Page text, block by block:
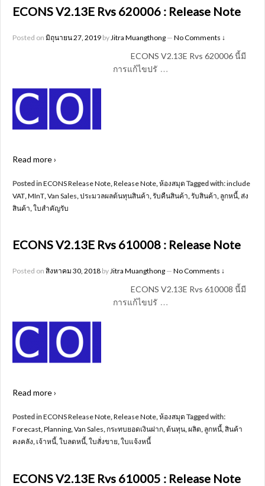
ECONS V2.13E Rvs 620006 : Release Note
Posted on มิถุนายน 27, 2019 by Jitra Muangthong — No Comments ↓
ECONS V2.13E Rvs 620006 นี้มี
การแก้ไขปรั …
Read more ›
Posted inECONS Release Note, Release Note, ห้องสมุด Tagged with:include
VAT, MInT, Van Sales, ประมวลผลต้นทุนสินค้า, รับคืนสินค้า, รับสินค้า, ลูกหนี้, ส่ง
สินค้า, ใบสำคัญรับ
ECONS V2.13E Rvs 610008 : Release Note
Posted on สิงหาคม 30, 2018 by Jitra Muangthong — No Comments ↓
ECONS V2.13E Rvs 610008 นี้มี
การแก้ไขปรั …
Read more ›
Posted inECONS Release Note, Release Note, ห้องสมุด Tagged with:
Forecast, Planning, Van Sales, กระทบยอดเงินฝาก, ต้นทุน, ผลิต, ลูกหนี้, สินค้า
คงคลัง, เจ้าหนี้, ใบลดหนี้, ใบสั่งขาย, ใบแจ้งหนี้
ECONS V2.13E Rvs 610005 : Release Note